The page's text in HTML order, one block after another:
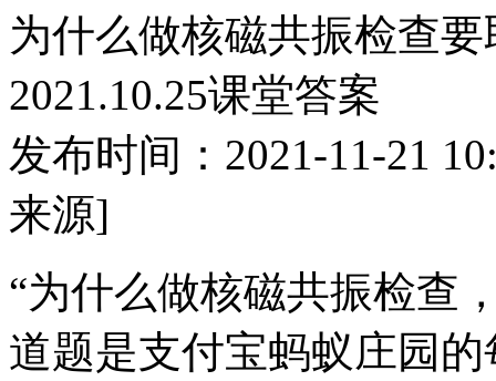
为什么做核磁共振检查
2021.10.25课堂答案
发布时间：2021-11-21
来源]
“为什么做核磁共振检查
道题是支付宝蚂蚁庄园